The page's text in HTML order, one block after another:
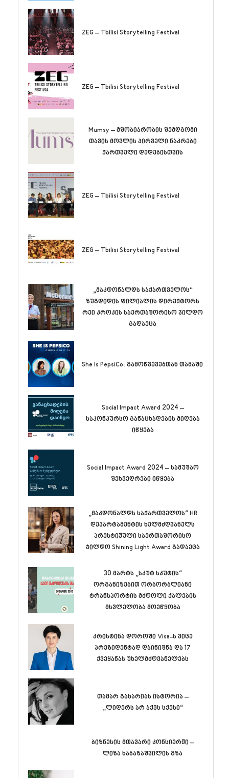
ZEG – Tbilisi Storytelling Festival
ZEG – Tbilisi Storytelling Festival
Mumsy – მშობიარობის შემდგომი
თავის მოვლის პირველი ნაკრები
ქართველი დედებისთვის
ZEG – Tbilisi Storytelling Festival
ZEG – Tbilisi Storytelling Festival
„მაკდონალდს საქართველოს“
ზუგდიდის ფილიალის დირექტორს
რეი კროკის საერთაშორისო ჯილდო
გადაეცა
She Is PepsiCo: გამოწვევებთან თამაში
Social Impact Award 2024 –
საკონკურსო განაცხადების მიღება
იწყება
Social Impact Award 2024 – სამუშაო
შეხვედრები იწყება
„მაკდონალდს საქართველოს“ HR
დეპარტამენტის ხელმძღვანელს
პრესტიჟული საერთაშორისო
ჯილდო Shining Light Award გადაეცა
30 მარტს „სკუტ სკუტის“
ორგანიზებით ორბორბლიანი
ტრანსპორტის მძღოლი ქალების
მსვლელობა მოეწყობა
კრისტინა დოროში Visa-ს ვიცე
პრეზიდენტად დაინიშნა და 17
ქვეყანას უხელმძღვანელებს
თამარ გახარიას ისტორია –
„ლიდერს არ აქვს სქესი“
ბიზნესის მთავარი კონსიერჟი –
ლიზა ხაბაზაშვილის გზა